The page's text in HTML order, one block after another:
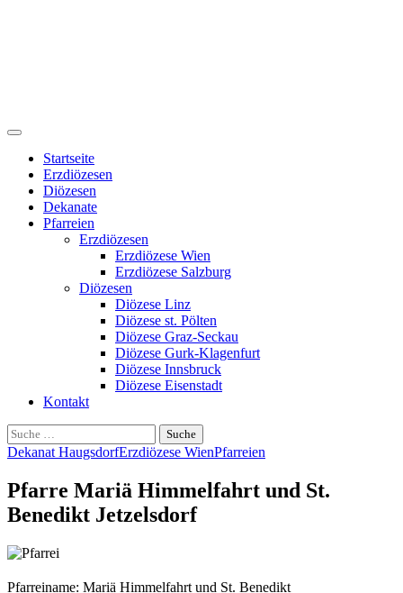
Startseite
Erzdiözesen
Diözesen
Dekanate
Pfarreien
Erzdiözesen
Erzdiözese Wien
Erzdiözese Salzburg
Diözesen
Diözese Linz
Diözese st. Pölten
Diözese Graz-Seckau
Diözese Gurk-Klagenfurt
Diözese Innsbruck
Diözese Eisenstadt
Kontakt
Suche
nach:
Dekanat HaugsdorfErzdiözese WienPfarreien
Pfarre Mariä Himmelfahrt und St.
Benedikt Jetzelsdorf
Pfarreiname: Mariä Himmelfahrt und St. Benedikt